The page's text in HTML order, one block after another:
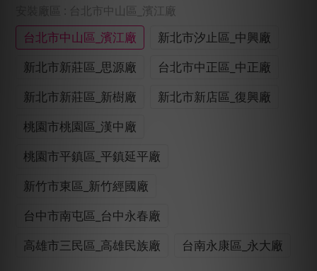
: 台北市中山區_濱江廠
台北市中山區_濱江廠
新北市汐止區_中興廠
新北市新莊區_思源廠
台北市中正區_中正廠
新北市新莊區_新樹廠
新北市新店區_復興廠
桃園市桃園區_漢中廠
桃園市平鎮區_平鎮延平廠
新竹市東區_新竹經國廠
台中市南屯區_台中永春廠
高雄市三民區_高雄民族廠
台南永康區_永大廠